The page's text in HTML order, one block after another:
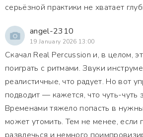
серьёзной практики не хватает
angel-2310
19 January 2026 13:00
Скачал Real Percussion и, в целом,
поиграть с ритмами. Звуки
реалистичные, что радует. Но вот
подводит — кажется, что чуть-чуть
Временами тяжело попасть в
может утомить. Тем не менее, если